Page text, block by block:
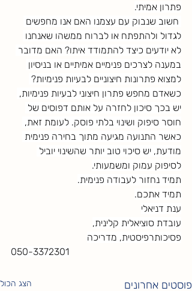
פתרון אמיתי.
חשוב שנבוק עם עצמנו האם אנו מחפשים
לגדול ולהתפתח או לברוח ממשהו שאנחנו
לא יודעים כיצד להתמודד איתו? האם מדובר
במענה לצרכים פנימיים אמיתיים או בניסיון
למצוא פתרונות חיצוניים לבעיות פנימיות?
כשאדם מחפש פתרון חיצוני לבעיות פנימיות,
יש בכך סיכון לחזרה על אותם דפוסים של
חוסר סיפוק ושינוי בלתי פוסק. לעומת זאת,
כאשר התנועה מגיעה מתוך בחירה פנימית
מודעת, יש סיכוי טוב יותר שהשינוי יוביל
לסיפוק עמוק ומשמעותי.
תמיד נחזור לעבודה פנימית.
תמיד אתכם.
ענת דניאלי
עובדת סוציאלית קלינית,
פסיכותרפיסטית, מדריכה
050-3372301
פוסטים אחרונים הצג הכול